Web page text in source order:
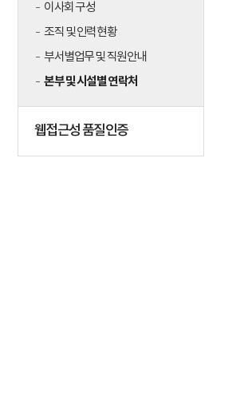
이사회 구성
조직 및 인력현황
부서별업무 및 직원안내
본부 및 시설별 연락처
웹접근성 품질인증